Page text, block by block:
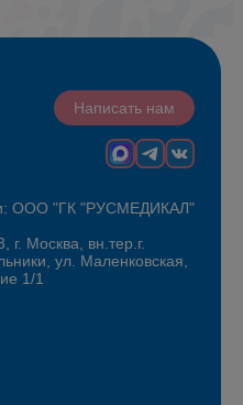
Написать нам
ООО "ГК "РУСМЕДИКАЛ"
Москва, вн.тер.г.
ул. Маленковская,
1/1